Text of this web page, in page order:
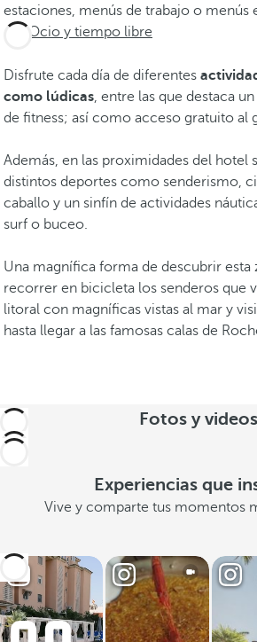
estaciones, menús de trabajo o menús
Ocio y tiempo libre
Disfrute cada día de diferentes
como lúdicas, entre las que destaca
de fitness; así como acceso gratuito al
Además, en las proximidades del hotel
distintos deportes como senderismo,
caballo y un sinfín de actividades
surf o buceo.
Una magnífica forma de descubrir esta
recorrer en bicicleta los senderos que
litoral con magníficas vistas al mar y
hasta llegar a las famosas calas de
Fotos y videos
Experiencias que
Vive y comparte tus momentos